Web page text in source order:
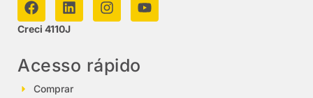
Creci 4110J
Acesso rápido
Comprar